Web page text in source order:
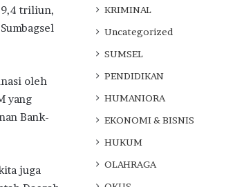
triliun,
oleh
yang
Bank-
juga
KRIMINAL
Uncategorized
SUMSEL
PENDIDIKAN
HUMANIORA
EKONOMI & BISNIS
HUKUM
OLAHRAGA